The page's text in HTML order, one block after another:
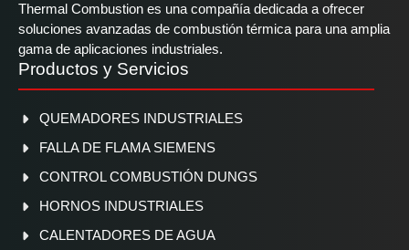
Thermal Combustion es una compañía dedicada a ofrecer
soluciones avanzadas de combustión térmica para una amplia
gama de aplicaciones industriales.
Productos y Servicios
QUEMADORES INDUSTRIALES
FALLA DE FLAMA SIEMENS
CONTROL COMBUSTIÓN DUNGS
HORNOS INDUSTRIALES
CALENTADORES DE AGUA